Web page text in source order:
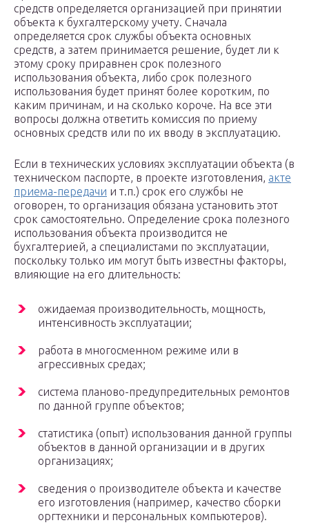
средств определяется организацией при принятии
объекта к бухгалтерскому учету. Сначала
определяется срок службы объекта основных
средств, а затем принимается решение, будет ли к
этому сроку приравнен срок полезного
использования объекта, либо срок полезного
использования будет принят более коротким, по
каким причинам, и на сколько короче. На все эти
вопросы должна ответить комиссия по приему
основных средств или по их вводу в эксплуатацию.
Если в технических условиях эксплуатации объекта (в
техническом паспорте, в проекте изготовления, акте
приема-передачи и т.п.) срок его службы не
оговорен, то организация обязана установить этот
срок самостоятельно. Определение срока полезного
использования объекта производится не
бухгалтерией, а специалистами по эксплуатации,
поскольку только им могут быть известны факторы,
влияющие на его длительность:
ожидаемая производительность, мощность,
интенсивность эксплуатации;
работа в многосменном режиме или в
агрессивных средах;
система планово-предупредительных ремонтов
по данной группе объектов;
статистика (опыт) использования данной группы
объектов в данной организации и в других
организациях;
сведения о производителе объекта и качестве
его изготовления (например, качество сборки
оргтехники и персональных компьютеров).